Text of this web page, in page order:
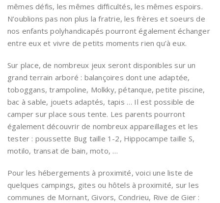
mêmes défis, les mêmes difficultés, les mêmes espoirs.
N’oublions pas non plus la fratrie, les frères et soeurs de
nos enfants polyhandicapés pourront également échanger
entre eux et vivre de petits moments rien qu’à eux.
Sur place, de nombreux jeux seront disponibles sur un
grand terrain arboré : balançoires dont une adaptée,
toboggans, trampoline, Molkky, pétanque, petite piscine,
bac à sable, jouets adaptés, tapis … Il est possible de
camper sur place sous tente. Les parents pourront
également découvrir de nombreux appareillages et les
tester : poussette Bug taille 1-2, Hippocampe taille S,
motilo, transat de bain, moto, …
Pour les hébergements à proximité, voici une liste de
quelques campings, gites ou hôtels à proximité, sur les
communes de Mornant, Givors, Condrieu, Rive de Gier :